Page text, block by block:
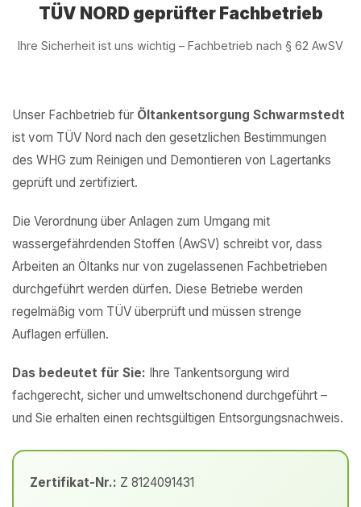
TÜV NORD geprüfter Fachbetrieb
Ihre Sicherheit ist uns wichtig – Fachbetrieb nach § 62 AwSV
Unser Fachbetrieb für Öltankentsorgung Schwarmstedt
ist vom TÜV Nord nach den gesetzlichen Bestimmungen
des WHG zum Reinigen und Demontieren von Lagertanks
geprüft und zertifiziert.
Die Verordnung über Anlagen zum Umgang mit
wassergefährdenden Stoffen (AwSV) schreibt vor, dass
Arbeiten an Öltanks nur von zugelassenen Fachbetrieben
durchgeführt werden dürfen. Diese Betriebe werden
regelmäßig vom TÜV überprüft und müssen strenge
Auflagen erfüllen.
Das bedeutet für Sie: Ihre Tankentsorgung wird
fachgerecht, sicher und umweltschonend durchgeführt –
und Sie erhalten einen rechtsgültigen Entsorgungsnachweis.
Zertifikat-Nr.: Z 8124091431